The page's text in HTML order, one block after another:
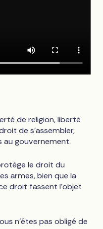
de religion, liberté
de s'assembler,
gouvernement.
le droit du
armes, bien que la
droit fassent l'objet
n'êtes pas obligé de